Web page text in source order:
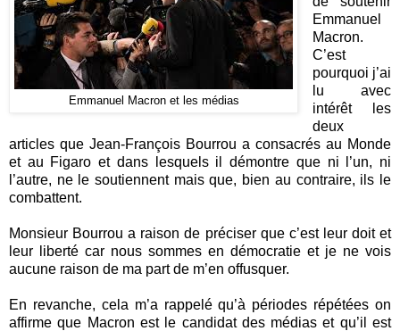
Emmanuel Macron et les médias
Emmanuel
Macron.
C’est
pourquoi j’ai
lu avec
intérêt les
deux
articles que Jean-François Bourrou a consacrés au Monde
et au Figaro et dans lesquels il démontre que ni l’un, ni
l’autre, ne le soutiennent mais que, bien au contraire, ils le
combattent.
Monsieur Bourrou a raison de préciser que c’est leur doit et
leur liberté car nous sommes en démocratie et je ne vois
aucune raison de ma part de m’en offusquer.
En revanche, cela m’a rappelé qu’à périodes répétées on
affirme que Macron est le candidat des médias et qu’il est